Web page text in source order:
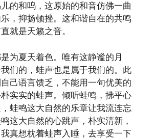
的和呜，这原始的和音仿佛一曲
，抑扬顿挫。这和谐自在的共鸣
就是天籁之音。
为夏天着色。唯有这静谧的月
们的，蛙声也是属于我们的。此
己语言馈乏，不能用一句优美的
实实的蛙声。倾听蛙鸣，拂平心
蛙鸣这大自然的乐章让我流连忘
这大自然的心跳声，朴实清新，
真想枕着蛙声入睡，去享受一下